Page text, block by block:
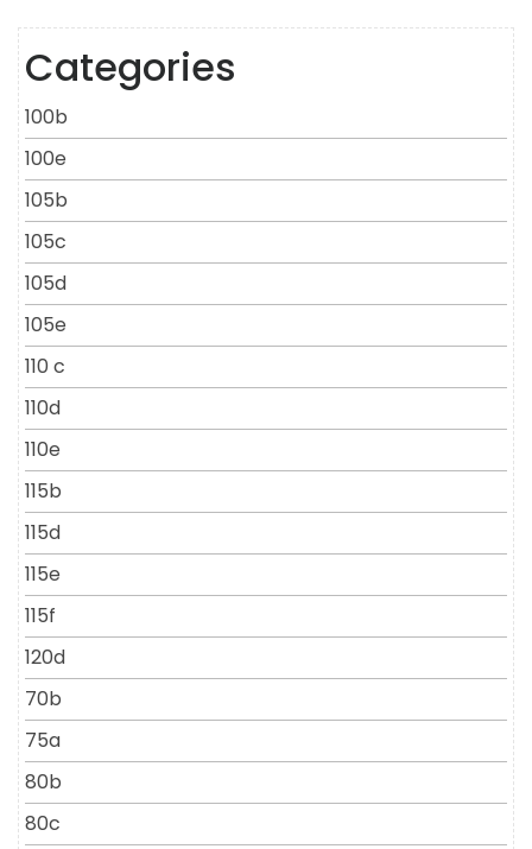
Categories
100b
100e
105b
105c
105d
105e
110 c
110d
110e
115b
115d
115e
115f
120d
70b
75a
80b
80c